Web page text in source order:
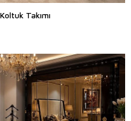
Takımı